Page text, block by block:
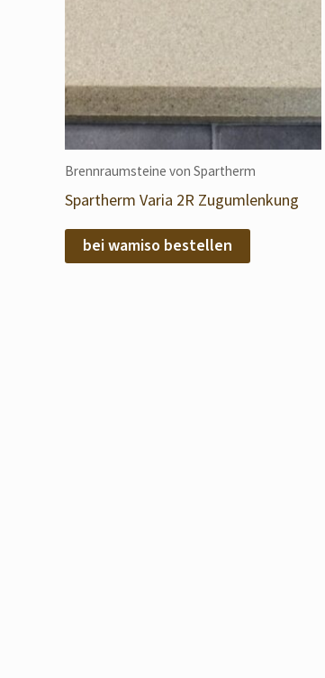
Brennraumsteine von Spartherm
Spartherm Varia 2R Zugumlenkung
bei wamiso bestellen